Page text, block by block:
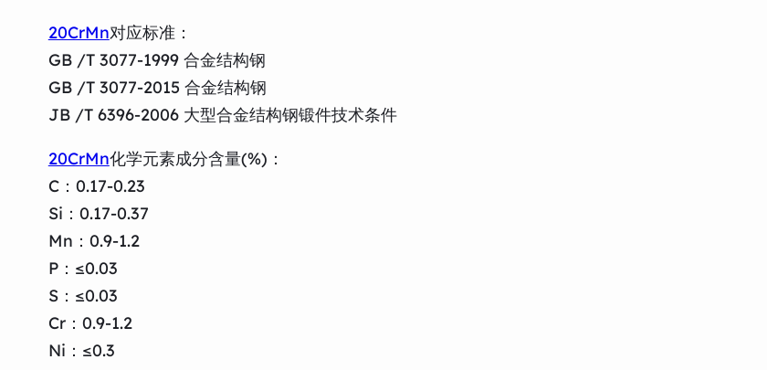
20CrMn对应标准：
GB /T 3077-1999 合金结构钢
GB /T 3077-2015 合金结构钢
JB /T 6396-2006 大型合金结构钢锻件技术条件
20CrMn化学元素成分含量(%)：
C：0.17-0.23
Si：0.17-0.37
Mn：0.9-1.2
P：≤0.03
S：≤0.03
Cr：0.9-1.2
Ni：≤0.3